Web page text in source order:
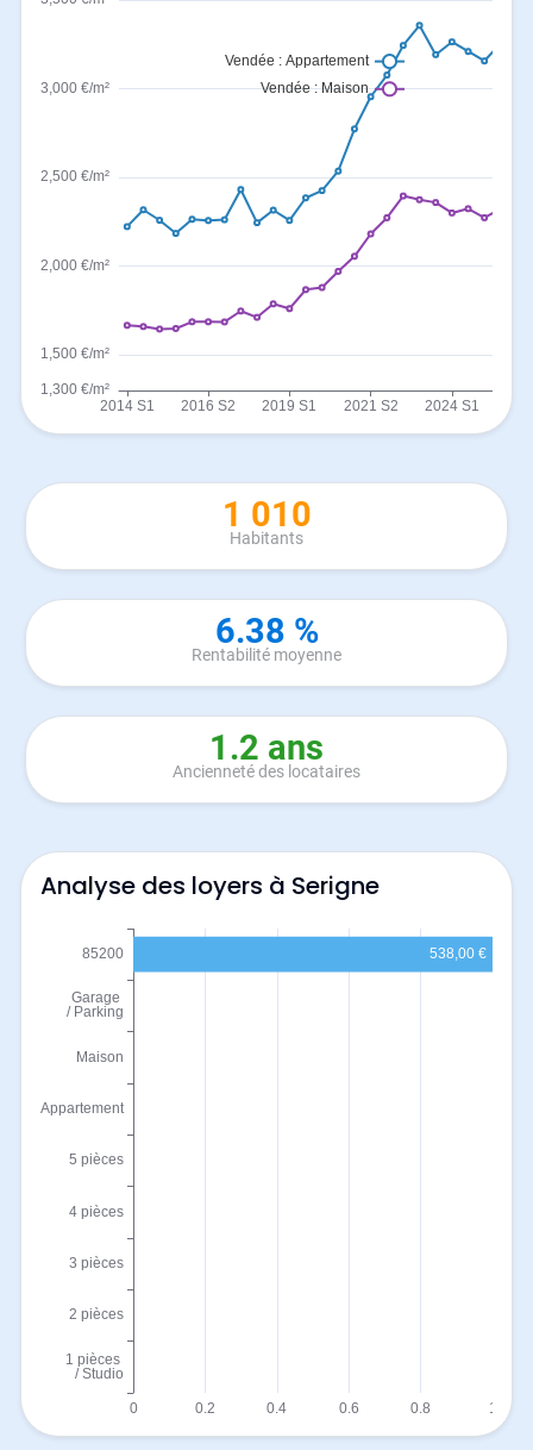
1 010
Habitants
6.38 %
Rentabilité moyenne
1.2 ans
Ancienneté des locataires
Analyse des loyers à Serigne